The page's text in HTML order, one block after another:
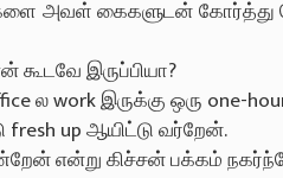
அவள் கைகளுடன் கோர்த்து
இருப்பியா?
ல work இருக்கு ஒரு one-
fresh up ஆயிட்டு வர்றேன்.
என்று கிச்சன் பக்கம்